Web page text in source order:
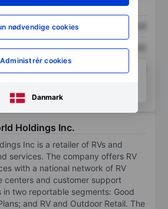
nødvendige cookies
Administrér cookies
Danmark
XXXXXXX
XXXXXXX XXXXXXX
XXXXXXX
få adgang til flere diagrammer
Holdings Inc.
Inc is a retailer of RVs and
services. The company offers RV
with a national network of RV
centers and customer support
two reportable segments: Good
and RV and Outdoor Retail. The